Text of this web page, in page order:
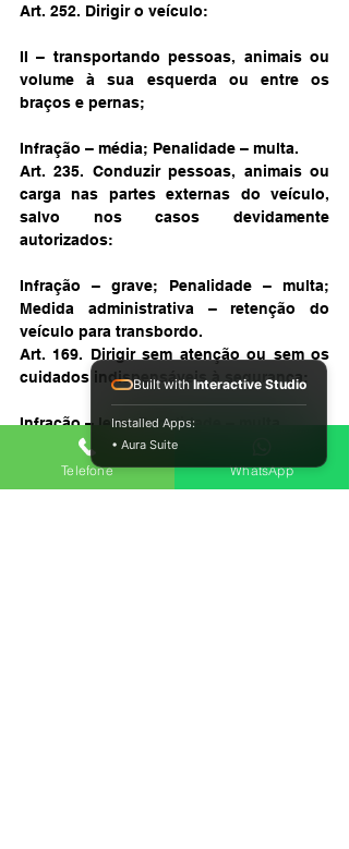
Art. 252. Dirigir o veículo:
II – transportando pessoas, animais ou
volume à sua esquerda ou entre os
braços e pernas;
Infração – média; Penalidade – multa.
Art. 235. Conduzir pessoas, animais ou
carga nas partes externas do veículo,
salvo nos casos devidamente
autorizados:
Infração – grave; Penalidade – multa;
Medida administrativa – retenção do
veículo para transbordo.
Art. 169. Dirigir sem atenção ou sem os
cuidados indispensáveis à segurança:
Infração – leve; Penalidade – multa.
beltrao despachante
Leis de Trânsito
Telefone WhatsApp
Built with Interactive Studio
Installed Apps:
• Aura Suite